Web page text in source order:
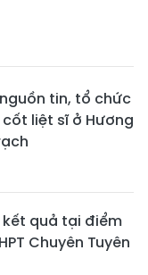
tin, tổ chức
liệt sĩ ở Hương
quả tại điểm
Chuyên Tuyên